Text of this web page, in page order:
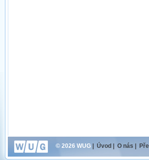
© 2026 WUG Úvod O nás